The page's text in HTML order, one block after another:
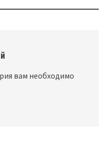
вам необходимо